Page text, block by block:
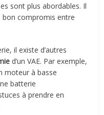
sont plus abordables. Il
compromis entre
il existe d’autres
d’un VAE. Par exemple,
moteur à basse
batterie
à prendre en